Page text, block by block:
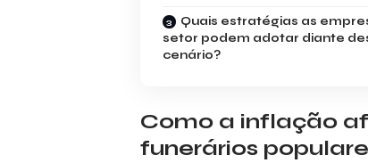
Quais estratégias as
setor podem adotar diante
cenário?
Como a inflação
funerários